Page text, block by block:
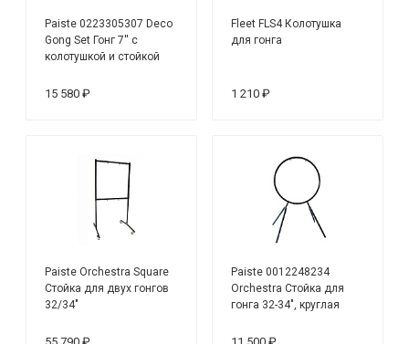
Paiste 0223305307 Deco
Gong Set Гонг 7'' с
колотушкой и стойкой
15 580 ₽
Fleet FLS4 Колотушка
для гонга
1 210 ₽
Paiste Orchestra Square
Стойка для двух гонгов
32/34"
Paiste 0012248234
Orchestra Стойка для
гонга 32-34", круглая